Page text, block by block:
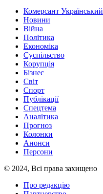
Комерсант Український
Новини
Війна
Політика
Економіка
Суспільство
Корупція
Бізнес
Світ
Спорт
Публікації
Спецтема
Аналітика
Прогноз
Колонки
Анонси
Персони
© 2024, Всі права захищено
Про редакцію